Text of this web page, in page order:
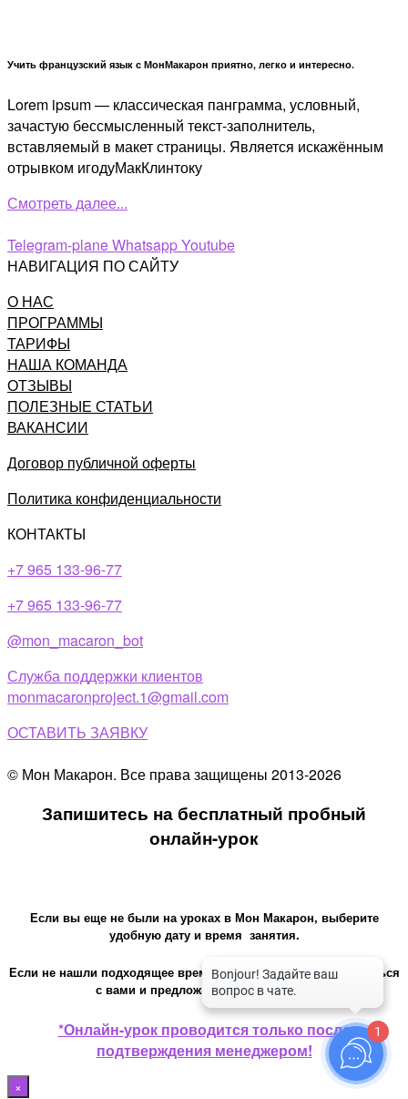
Учить французский язык с МонМакарон приятно, легко и интересно.
Lorem ipsum — классическая панграмма, условный,
зачастую бессмысленный текст-заполнитель,
вставляемый в макет страницы. Является искажённым
отрывком игодуМакКлинтоку
Смотреть далее...
Telegram-planeWhatsappYoutube
НАВИГАЦИЯ ПО САЙТУ
О НАС
ПРОГРАММЫ
ТАРИФЫ
НАША КОМАНДА
ОТЗЫВЫ
ПОЛЕЗНЫЕ СТАТЬИ
ВАКАНСИИ
Договор публичной оферты
Политика конфиденциальности
КОНТАКТЫ
+7 965 133-96-77
+7 965 133-96-77​
@mon_macaron_bot
Служба поддержки клиентов
monmacaronproject.1@gmail.com
ОСТАВИТЬ ЗАЯВКУ
© Мон Макарон. Все права защищены 2013-2026
Запишитесь на бесплатный пробный
онлайн-урок
Если вы еще не были на уроках в Мон Макарон, выберите
удобную дату и время занятия.
Если не нашли подходящее время, то менеджер может связаться
с вами и предложить еще варианты.
*Онлайн-урок проводится только после
подтверждения менеджером!
×
1